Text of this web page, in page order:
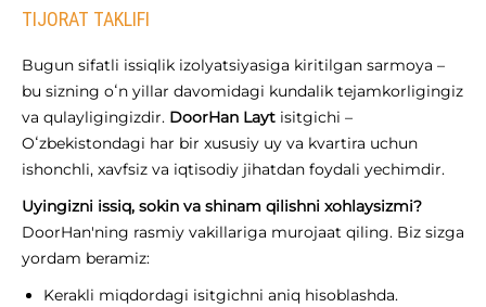
TIJORAT TAKLIFI
Bugun sifatli issiqlik izolyatsiyasiga kiritilgan sarmoya –
bu sizning oʻn yillar davomidagi kundalik tejamkorligingiz
va qulayligingizdir. DoorHan Layt isitgichi –
Oʻzbekistondagi har bir xususiy uy va kvartira uchun
ishonchli, xavfsiz va iqtisodiy jihatdan foydali yechimdir.
Uyingizni issiq, sokin va shinam qilishni xohlaysizmi?
DoorHan'ning rasmiy vakillariga murojaat qiling. Biz sizga
yordam beramiz:
Kerakli miqdordagi isitgichni aniq hisoblashda.